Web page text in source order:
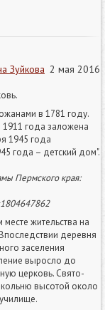
Зуйкова 2 мая 2016
в 1781 году.
года заложена
1945 года
года – детский дом".
Пермского края:
жительства на
деревня
заселения
выросло до
церковь. Свято-
высотой около